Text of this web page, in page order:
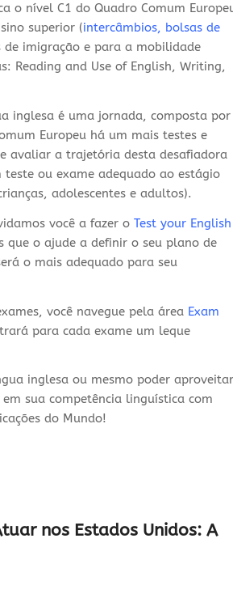
o nível C1 do Quadro Comum
superior (intercâmbios, bolsas de
de imigração e para a mobilidade
Reading and Use of English, Writing,
inglesa é uma jornada, composta por
Europeu há um mais testes e
avaliar a trajetória desta desafiadora
ou exame adequado ao estágio
adolescentes e adultos).
você a fazer o Test your English
que o ajude a definir o seu plano de
o mais adequado para seu
você navegue pela área Exam
para cada exame um leque
inglesa ou mesmo poder aproveitar
sua competência linguística com
do Mundo!
nos Estados Unidos: A